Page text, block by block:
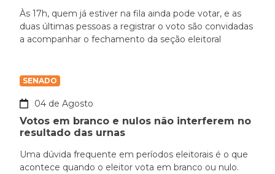
Às 17h, quem já estiver na fila ainda pode votar, e as
duas últimas pessoas a registrar o voto são convidadas
a acompanhar o fechamento da seção eleitoral
SENADO
04 de Agosto
Votos em branco e nulos não interferem no
resultado das urnas
Uma dúvida frequente em períodos eleitorais é o que
acontece quando o eleitor vota em branco ou nulo.